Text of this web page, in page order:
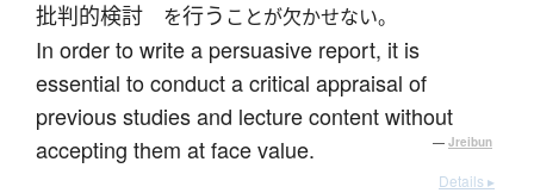
批判的検討 を行う ことが欠かせない。
In order to write a persuasive report, it is
essential to conduct a critical appraisal of
previous studies and lecture content without
accepting them at face value.
— Jreibun
Details ▸